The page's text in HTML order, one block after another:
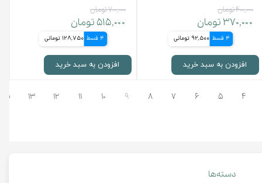
دسته‌ها
۴۰۰,۰۰۰ تومان
۳۷۰,۰۰۰ تومان
4 قسط 92,500 تومانی
افزودن به سبد خرید
۷۰۰,۰۰۰ تومان
۵۱۵,۰۰۰ تومان
4 قسط 128,750 تومانی
افزودن به سبد خرید
۴ ۵ ۶ ۷ ۸ ۹ ۱۰ ۱۱ ۱۲ ۱۳